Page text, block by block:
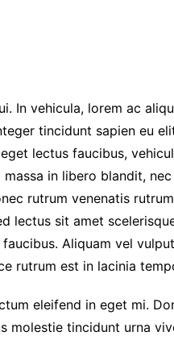
In vehicula, lorem ac
tincidunt sapien eu
lectus faucibus,
in libero blandit,
rutrum venenatis
lectus sit amet
Aliquam vel
rutrum est in lacinia
eleifend in eget mi.
molestie tincidunt urna